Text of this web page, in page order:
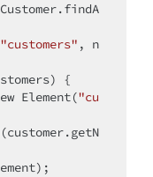
"customers" , n
{
Element("cu